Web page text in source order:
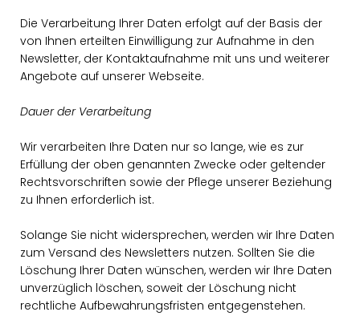
Die Verarbeitung Ihrer Daten erfolgt auf der Basis der
von Ihnen erteilten Einwilligung zur Aufnahme in den
Newsletter, der Kontaktaufnahme mit uns und weiterer
Angebote auf unserer Webseite.
Dauer der Verarbeitung
Wir verarbeiten Ihre Daten nur so lange, wie es zur
Erfüllung der oben genannten Zwecke oder geltender
Rechtsvorschriften sowie der Pflege unserer Beziehung
zu Ihnen erforderlich ist.
Solange Sie nicht widersprechen, werden wir Ihre Daten
zum Versand des Newsletters nutzen. Sollten Sie die
Löschung Ihrer Daten wünschen, werden wir Ihre Daten
unverzüglich löschen, soweit der Löschung nicht
rechtliche Aufbewahrungsfristen entgegenstehen.